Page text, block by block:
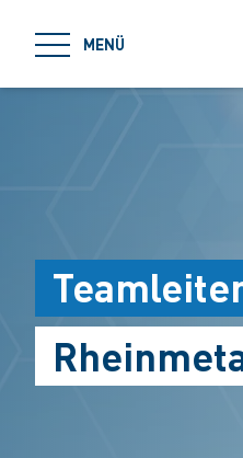
MENÜ